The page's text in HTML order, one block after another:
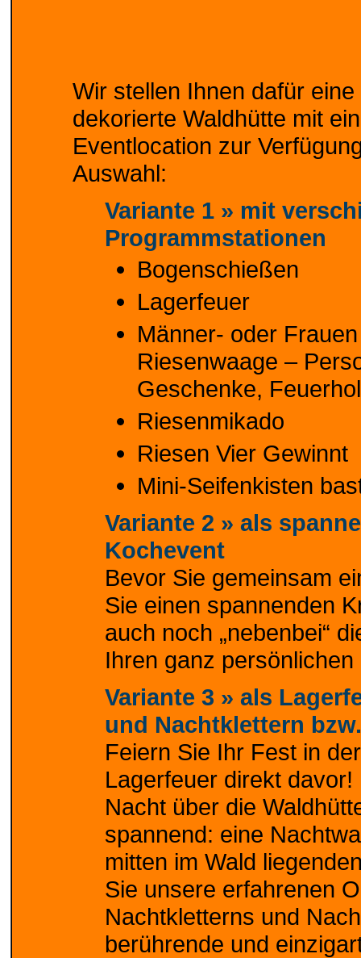
Wir stellen Ihnen dafür
dekorierte Waldhütte mit
Eventlocation zur
Auswahl:
Variante 1 » mit
Programmstationen
Bogenschießen
Lagerfeuer
Männer- oder
Riesenwaage –
Geschenke,
Riesenmikado
Riesen Vier Gewinnt
Mini-Seifenkisten
Variante 2 » als
Kochevent
Bevor Sie gemeinsam
Sie einen spannenden
auch noch „nebenbei“
Ihren ganz
Variante 3 » als
und Nachtklettern
Feiern Sie Ihr Fest in
Lagerfeuer direkt
Nacht über die
spannend: eine
mitten im Wald
Sie unsere erfahrenen
Nachtkletterns und
berührende und